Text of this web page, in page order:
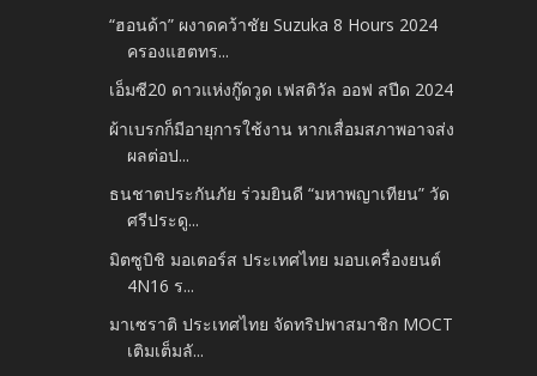
“ฮอนด้า” ผงาดคว้าชัย Suzuka 8 Hours 2024
ครองแฮตทร...
เอ็มซี20 ดาวแห่งกู๊ดวูด เฟสติวัล ออฟ สปีด 2024
ผ้าเบรกก็มีอายุการใช้งาน หากเสื่อมสภาพอาจส่ง
ผลต่อป...
ธนชาตประกันภัย ร่วมยินดี “มหาพญาเทียน” วัด
ศรีประดู...
มิตซูบิชิ มอเตอร์ส ประเทศไทย มอบเครื่องยนต์
4N16 ร...
มาเซราติ ประเทศไทย จัดทริปพาสมาชิก MOCT
เติมเต็มลั...